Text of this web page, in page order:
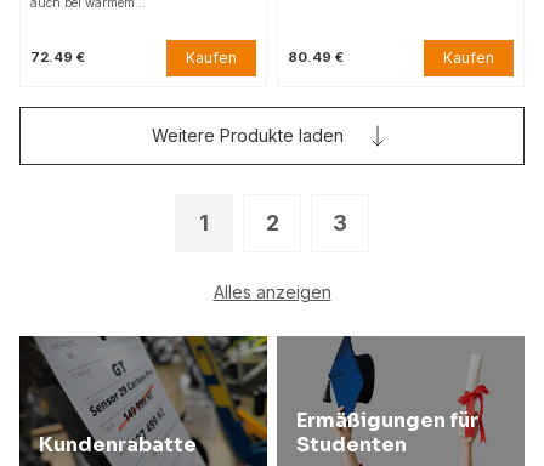
72.49 € Kaufen 80.49 € Kaufen
1 2 3
Alles anzeigen
Weitere Produkte laden
Kundenrabatte
Ermäßigungen für
Studenten